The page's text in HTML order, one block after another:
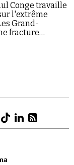
Conge travaille
l'extrême
Grand-
fracture